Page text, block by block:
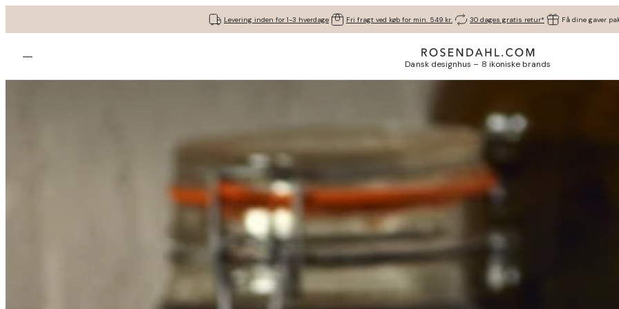
Levering inden for 1-3 hverdage Fri fragt ved køb for min. 549 kr. 30 dages gratis retur* Få dine gaver
Åbn menuen Dansk designhus – 8 ikoniske brands